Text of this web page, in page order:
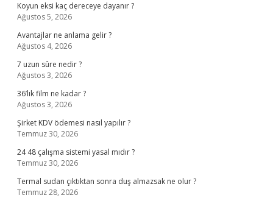
Koyun eksi kaç dereceye dayanır ?
Ağustos 5, 2026
Avantajlar ne anlama gelir ?
Ağustos 4, 2026
7 uzun sûre nedir ?
Ağustos 3, 2026
36’lık film ne kadar ?
Ağustos 3, 2026
Şirket KDV ödemesi nasıl yapılır ?
Temmuz 30, 2026
24 48 çalışma sistemi yasal mıdır ?
Temmuz 30, 2026
Termal sudan çıktıktan sonra duş almazsak ne olur ?
Temmuz 28, 2026